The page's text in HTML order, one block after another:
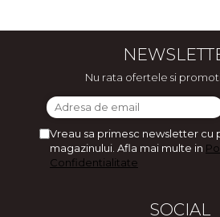
Nu rata ofertele si
Vreau sa primesc newsletter cu
magazinului. Afla mai multe in
Confidentialitate
SOCIAL